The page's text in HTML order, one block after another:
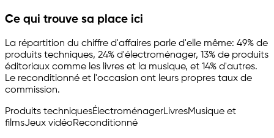
Ce qui trouve sa place ici
La répartition du chiffre d'affaires parle d'elle même: 49% de
produits techniques, 24% d'électroménager, 13% de produits
éditoriaux comme les livres et la musique, et 14% d'autres.
Le reconditionné et l'occasion ont leurs propres taux de
commission.
Produits techniquesÉlectroménagerLivresMusique et
filmsJeux vidéoReconditionné